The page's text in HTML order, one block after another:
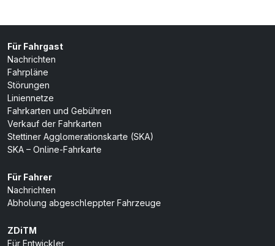
Für Fahrgast
Nachrichten
Fahrpläne
Störungen
Liniennetze
Fahrkarten und Gebühren
Verkauf der Fahrkarten
Stettiner Agglomerationskarte (SKA)
SKA – Online-Fahrkarte
Für Fahrer
Nachrichten
Abholung abgeschleppter Fahrzeuge
ZDiTM
Für Entwickler